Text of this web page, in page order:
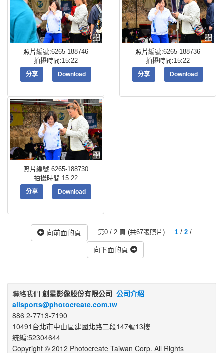
照片編號:6265-188746
拍攝時間:15:22
分享 Download
照片編號:6265-188736
拍攝時間:15:22
分享 Download
照片編號:6265-188730
拍攝時間:15:22
分享 Download
向前面的頁 第0 / 2 頁 (共67張照片) 1/ 2/
向下面的頁
聯絡我們 創星影像股份有限公司 公司介紹
allsports@photocreate.com.tw
886 2-7713-7190
10491台北市中山區建國北路二段147號13樓
統編:52304644
Copyright © 2012 Photocreate Taiwan Corp. All Rights